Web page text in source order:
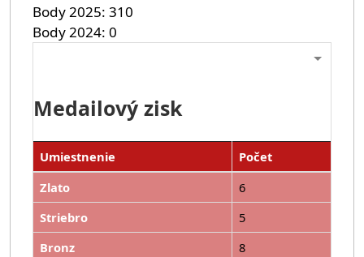
Body 2025 310
Body 2024 0
Medailový zisk
Umiestnenie
Počet
Zlato
6
Striebro
5
Bronz
8